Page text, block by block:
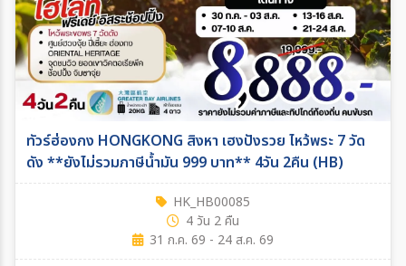
ทัวร์ฮ่องกง HONGKONG สิงหา เฮงปังรวย ไหว้พระ 7 วัด
ดัง **ยังไม่รวมภาษีน้ำมัน 999 บาท** 4วัน 2คืน (HB)
HK_HB00085
4 วัน 2 คืน
31 ก.ค. 69 - 24 ส.ค. 69